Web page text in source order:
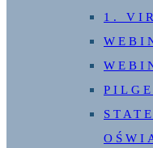
1.